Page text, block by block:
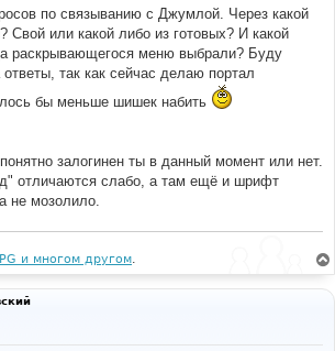
по связыванию с Джумлой. Через какой
Свой или какой либо из готовых? И какой
раскрывающегося меню выбрали? Буду
ответы, так как сейчас делаю портал
бы меньше шишек набить
залогинен ты в данный момент или нет.
отличаются слабо, а там ещё и шрифт
не мозолило.
и многом другом.